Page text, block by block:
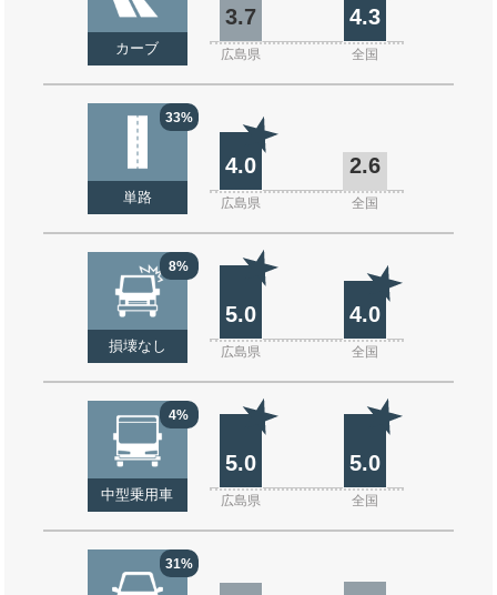
カーブ
3.7 4.3
広島県 全国
33%
単路
4.0 2.6
広島県 全国
8%
損壊なし
5.0 4.0
広島県 全国
4%
中型乗用車
5.0 5.0
広島県 全国
31%